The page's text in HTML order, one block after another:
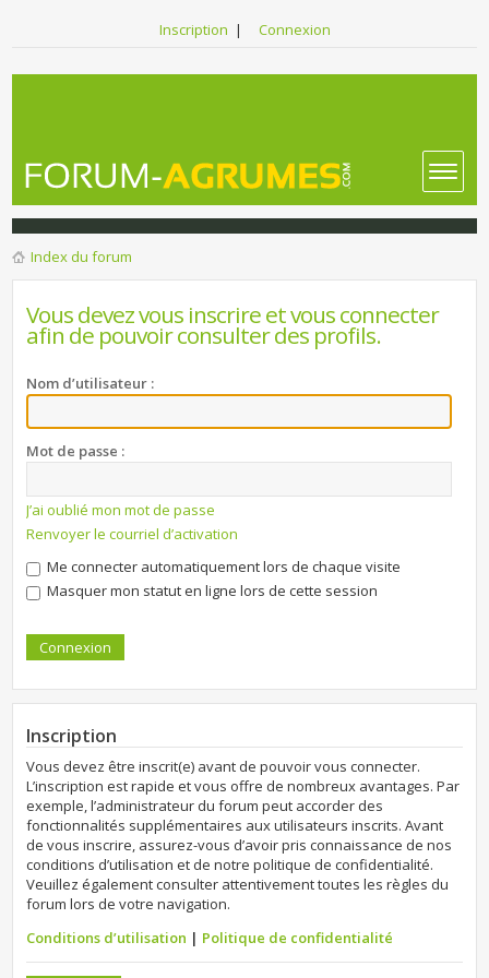
Inscription | Connexion
Index du forum
Vous devez vous inscrire et vous connecter
afin de pouvoir consulter des profils.
Nom d’utilisateur :
Mot de passe :
J’ai oublié mon mot de passe
Renvoyer le courriel d’activation
Me connecter automatiquement lors de chaque visite
Masquer mon statut en ligne lors de cette session
Inscription
Vous devez être inscrit(e) avant de pouvoir vous connecter.
L’inscription est rapide et vous offre de nombreux avantages. Par
exemple, l’administrateur du forum peut accorder des
fonctionnalités supplémentaires aux utilisateurs inscrits. Avant
de vous inscrire, assurez-vous d’avoir pris connaissance de nos
conditions d’utilisation et de notre politique de confidentialité.
Veuillez également consulter attentivement toutes les règles du
forum lors de votre navigation.
Conditions d’utilisation | Politique de confidentialité